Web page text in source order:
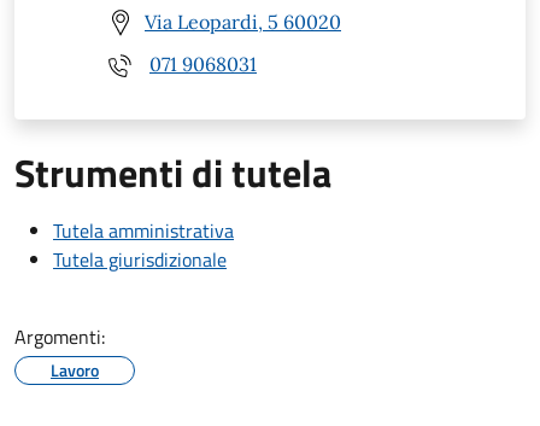
Via Leopardi, 5 60020
071 9068031
Strumenti di tutela
Tutela amministrativa
Tutela giurisdizionale
Argomenti:
Lavoro